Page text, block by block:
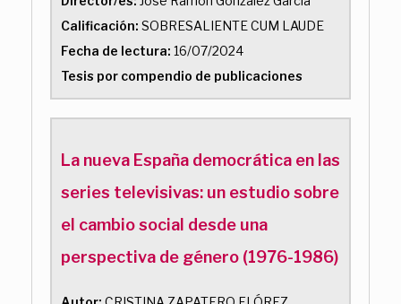
Calificación: SOBRESALIENTE CUM LAUDE
Fecha de lectura: 16/07/2024
Tesis por compendio de publicaciones
La nueva España democrática en las
series televisivas: un estudio sobre
el cambio social desde una
perspectiva de género (1976-1986)